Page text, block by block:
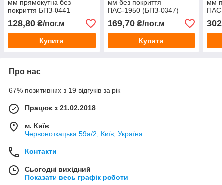
мм прямокутна без
покриття БПЗ-0441
128,80 ₴/пог.м
Купити
мм без покриття
ПАС-1950 (БПЗ-0347)
169,70₴/пог.м
Купити
мм
Про нас
67% позитивних з 19 відгуків за рік
Працює з 21.02.2018
м. Київ
Червоноткацька 59а/2, Київ, Україна
Контакти
Сьогодні вихідний
Показати весь графік роботи